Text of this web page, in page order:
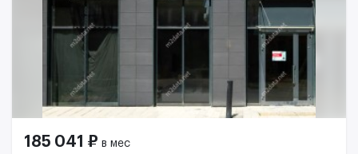
185 041 ₽ в мес